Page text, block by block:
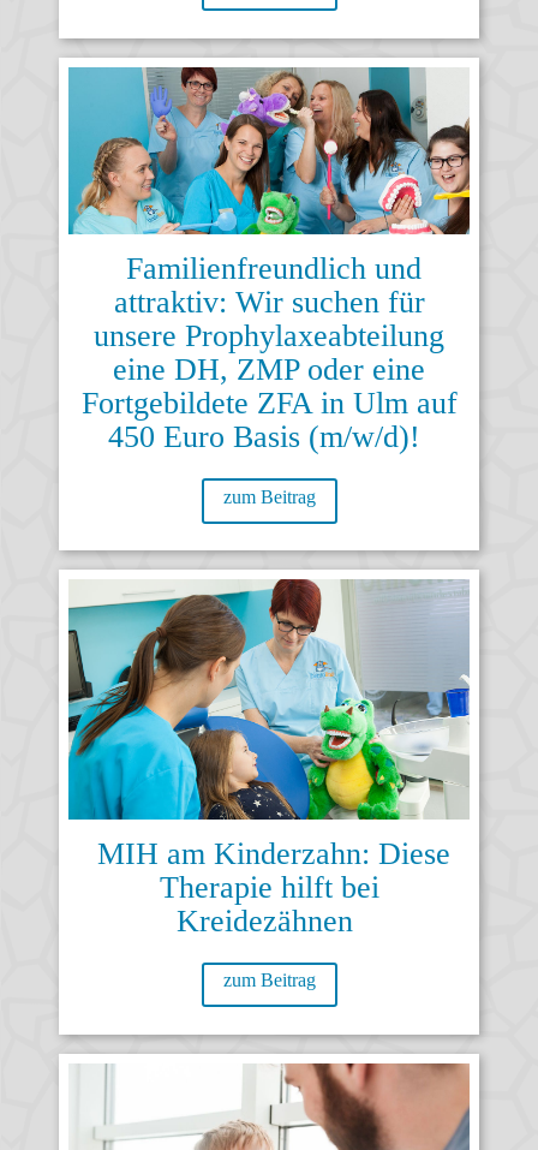
Familienfreundlich und
attraktiv: Wir suchen für
unsere Prophylaxeabteilung
eine DH, ZMP oder eine
Fortgebildete ZFA in Ulm auf
450 Euro Basis (m/w/d)!
zum Beitrag
MIH am Kinderzahn: Diese
Therapie hilft bei
Kreidezähnen
zum Beitrag